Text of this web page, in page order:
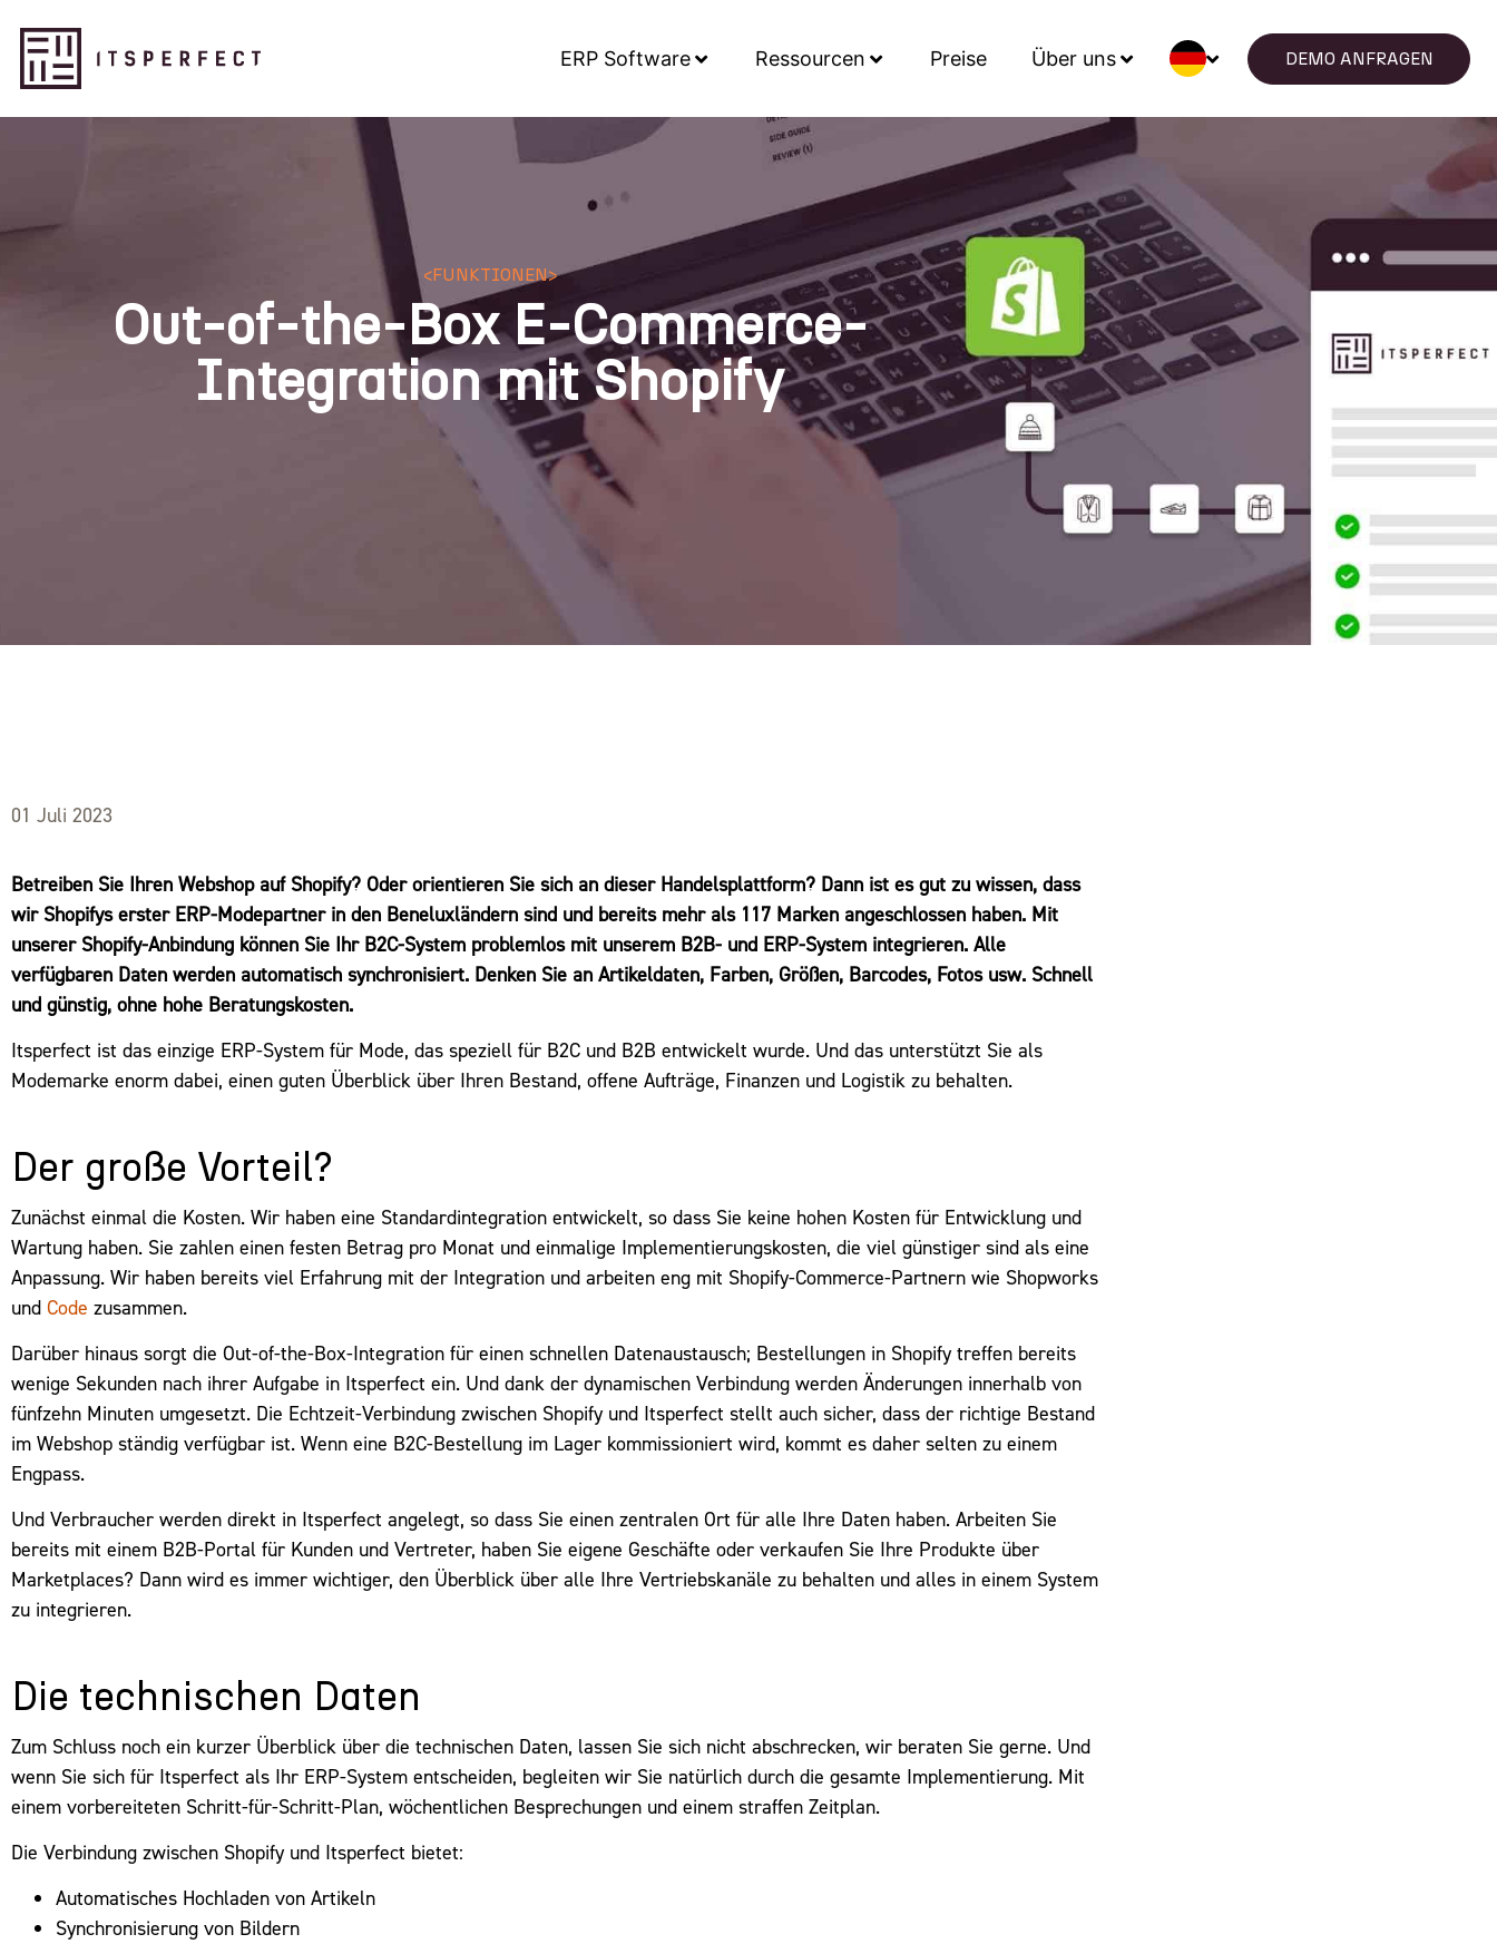
ERP Software Ressourcen Preise Über uns DEMO ANFRAGEN
<FUNKTIONEN>
Out-of-the-Box E-Commerce-
Integration mit Shopify
01 Juli 2023
Betreiben Sie Ihren Webshop auf Shopify? Oder orientieren Sie sich an dieser Handelsplattform? Dann ist es gut zu wissen, dass
wir Shopifys erster ERP-Modepartner in den Beneluxländern sind und bereits mehr als 117 Marken angeschlossen haben. Mit
unserer Shopify-Anbindung können Sie Ihr B2C-System problemlos mit unserem B2B- und ERP-System integrieren. Alle
verfügbaren Daten werden automatisch synchronisiert. Denken Sie an Artikeldaten, Farben, Größen, Barcodes, Fotos usw. Schnell
und günstig, ohne hohe Beratungskosten.
Itsperfect ist das einzige ERP-System für Mode, das speziell für B2C und B2B entwickelt wurde. Und das unterstützt Sie als
Modemarke enorm dabei, einen guten Überblick über Ihren Bestand, offene Aufträge, Finanzen und Logistik zu behalten.
Der große Vorteil?
Zunächst einmal die Kosten. Wir haben eine Standardintegration entwickelt, so dass Sie keine hohen Kosten für Entwicklung und
Wartung haben. Sie zahlen einen festen Betrag pro Monat und einmalige Implementierungskosten, die viel günstiger sind als eine
Anpassung. Wir haben bereits viel Erfahrung mit der Integration und arbeiten eng mit Shopify-Commerce-Partnern wie Shopworks
und Code zusammen.
Darüber hinaus sorgt die Out-of-the-Box-Integration für einen schnellen Datenaustausch; Bestellungen in Shopify treffen bereits
wenige Sekunden nach ihrer Aufgabe in Itsperfect ein. Und dank der dynamischen Verbindung werden Änderungen innerhalb von
fünfzehn Minuten umgesetzt. Die Echtzeit-Verbindung zwischen Shopify und Itsperfect stellt auch sicher, dass der richtige Bestand
im Webshop ständig verfügbar ist. Wenn eine B2C-Bestellung im Lager kommissioniert wird, kommt es daher selten zu einem
Engpass.
Und Verbraucher werden direkt in Itsperfect angelegt, so dass Sie einen zentralen Ort für alle Ihre Daten haben. Arbeiten Sie
bereits mit einem B2B-Portal für Kunden und Vertreter, haben Sie eigene Geschäfte oder verkaufen Sie Ihre Produkte über
Marketplaces? Dann wird es immer wichtiger, den Überblick über alle Ihre Vertriebskanäle zu behalten und alles in einem System
zu integrieren.
Die technischen Daten
Zum Schluss noch ein kurzer Überblick über die technischen Daten, lassen Sie sich nicht abschrecken, wir beraten Sie gerne. Und
wenn Sie sich für Itsperfect als Ihr ERP-System entscheiden, begleiten wir Sie natürlich durch die gesamte Implementierung. Mit
einem vorbereiteten Schritt-für-Schritt-Plan, wöchentlichen Besprechungen und einem straffen Zeitplan.
Die Verbindung zwischen Shopify und Itsperfect bietet:
Automatisches Hochladen von Artikeln
Synchronisierung von Bildern